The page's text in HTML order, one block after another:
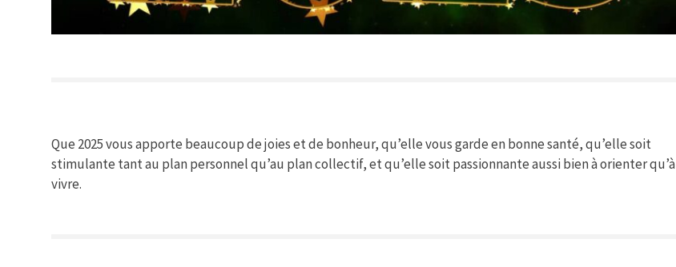
Que 2025 vous apporte beaucoup de joies et de bonheur, qu’elle vous garde en bonne santé, qu’elle soit
stimulante tant au plan personnel qu’au plan collectif, et qu’elle soit passionnante aussi bien à orienter qu’à
vivre.